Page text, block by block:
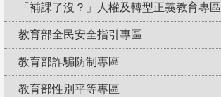
「補課了沒？」人權及轉型正義教育專區
教育部全民安全指引專區
教育部詐騙防制專區
教育部性別平等專區